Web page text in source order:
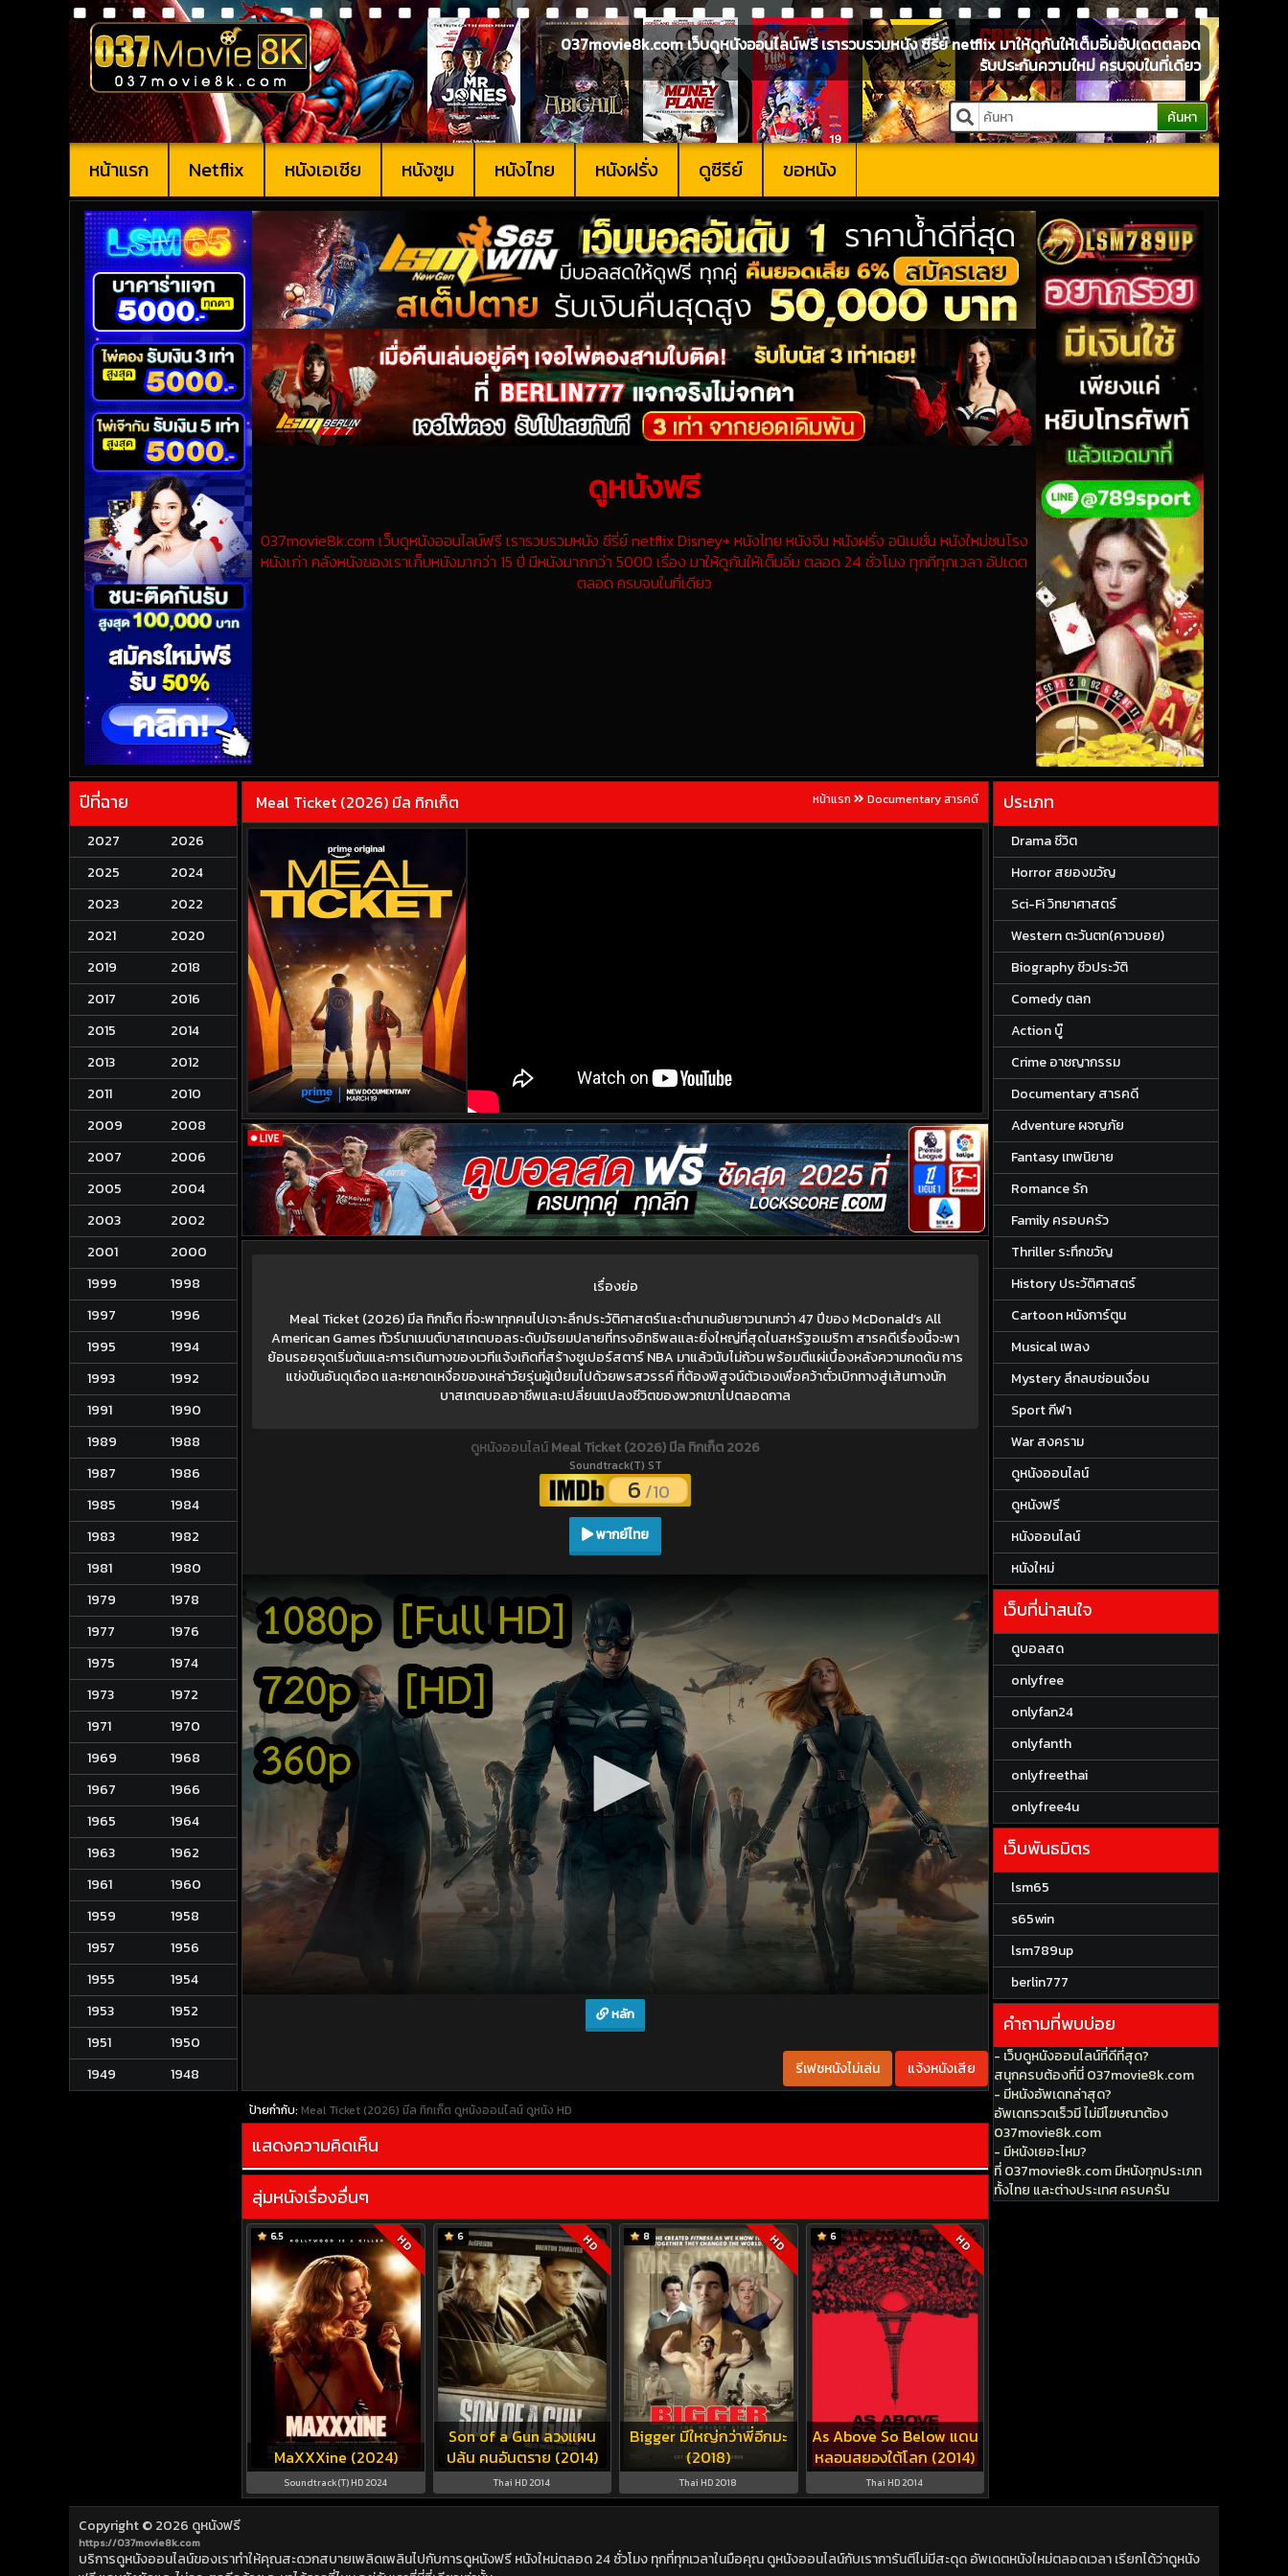
037movie8k.com เว็บดูหนังออนไลน์ฟรี เรารวบรวมหนัง ซีรี่ย์ netflix มาให้ดูกันให้เต็มอิ่มอัปเดตตลอด
รับประกันความใหม่ ครบจบในที่เดียว
ค้นหา
หน้าแรก Netflix หนังเอเชีย หนังซูม หนังไทย หนังฝรั่ง ดูซีรีย์ ขอหนัง
ดูหนังฟรี
037movie8k.com เว็บดูหนังออนไลน์ฟรี เรารวบรวมหนัง ซีรี่ย์ netflix Disney+ หนังไทย หนังจีน หนังฝรั่ง อนิเมชั่น หนังใหม่ชนโรง
หนังเก่า คลังหนังของเราเก็บหนังมากว่า 15 ปี มีหนังมากกว่า 5000 เรื่อง มาให้ดูกันให้เต็มอิ่ม ตลอด 24 ชั่วโมง ทุกทีทุกเวลา อัปเดต
ตลอด ครบจบในที่เดียว
ปีที่ฉาย
2027
2026
2025
2024
2023
2022
2021
2020
2019
2018
2017
2016
2015
2014
2013
2012
2011
2010
2009
2008
2007
2006
2005
2004
2003
2002
2001
2000
1999
1998
1997
1996
1995
1994
1993
1992
1991
1990
1989
1988
1987
1986
1985
1984
1983
1982
1981
1980
1979
1978
1977
1976
1975
1974
1973
1972
1971
1970
1969
1968
1967
1966
1965
1964
1963
1962
1961
1960
1959
1958
1957
1956
1955
1954
1953
1952
1951
1950
1949
1948
Meal Ticket (2026) มีล ทิกเก็ต หน้าแรก Documentary สารคดี
เรื่องย่อ
Meal Ticket (2026) มีล ทิกเก็ต ที่จะพาทุกคนไปเจาะลึกประวัติศาสตร์และตำนานอันยาวนานกว่า 47 ปีของ McDonald’s All
American Games ทัวร์นาเมนต์บาสเกตบอลระดับมัธยมปลายที่ทรงอิทธิพลและยิ่งใหญ่ที่สุดในสหรัฐอเมริกา สารคดีเรื่องนี้จะพา
ย้อนรอยจุดเริ่มต้นและการเดินทางของเวทีแจ้งเกิดที่สร้างซูเปอร์สตาร์ NBA มาแล้วนับไม่ถ้วน พร้อมตีแผ่เบื้องหลังความกดดัน การ
แข่งขันอันดุเดือด และหยาดเหงื่อของเหล่าวัยรุ่นผู้เปี่ยมไปด้วยพรสวรรค์ ที่ต้องพิสูจน์ตัวเองเพื่อคว้าตั๋วเบิกทางสู่เส้นทางนัก
บาสเกตบอลอาชีพและเปลี่ยนแปลงชีวิตของพวกเขาไปตลอดกาล
ดูหนังออนไลน์Meal Ticket (2026) มีล ทิกเก็ต 2026
Soundtrack(T) ST
6 /10
พากย์ไทย
หลัก
รีเฟชหนังไม่เล่น แจ้งหนังเสีย
ป้ายกำกับ: Meal Ticket (2026) มีล ทิกเก็ต ดูหนังออนไลน์ ดูหนัง HD
แสดงความคิดเห็น
สุ่มหนังเรื่องอื่นๆ
MaXXXine (2024)
6.5 HD
Soundtrack(T) HD 2024
Son of a Gun ลวงแผน
ปล้น คนอันตราย (2014)
6 HD
Thai HD 2014
Bigger มีใหญ่กว่าพี่อีกมะ
(2018)
8 HD
Thai HD 2018
As Above So Below แดน
หลอนสยองใต้โลก (2014)
6 HD
Thai HD 2014
ประเภท
Drama ชีวิต
Horror สยองขวัญ
Sci-Fi วิทยาศาสตร์
Western ตะวันตก(คาวบอย)
Biography ชีวประวัติ
Comedy ตลก
Action บู๊
Crime อาชญากรรม
Documentary สารคดี
Adventure ผจญภัย
Fantasy เทพนิยาย
Romance รัก
Family ครอบครัว
Thriller ระทึกขวัญ
History ประวัติศาสตร์
Cartoon หนังการ์ตูน
Musical เพลง
Mystery ลึกลบซ่อนเงื่อน
Sport กีฬา
War สงคราม
ดูหนังออนไลน์
ดูหนังฟรี
หนังออนไลน์
หนังใหม่
เว็บที่น่าสนใจ
ดูบอลสด
onlyfree
onlyfan24
onlyfanth
onlyfreethai
onlyfree4u
เว็บพันธมิตร
lsm65
s65win
lsm789up
berlin777
คำถามที่พบบ่อย
- เว็บดูหนังออนไลน์ที่ดีที่สุด?
สนุกครบต้องที่นี่ 037movie8k.com
- มีหนังอัพเดทล่าสุด?
อัพเดทรวดเร็วมี ไม่มีโฆษณาต้อง
037movie8k.com
- มีหนังเยอะไหม?
ที่ 037movie8k.com มีหนังทุกประเภท
ทั้งไทย และต่างประเทศ ครบครัน
Copyright © 2026 ดูหนังฟรี
https://037movie8k.com
บริการดูหนังออนไลน์ของเราทำให้คุณสะดวกสบายเพลิดเพลินไปกับการดูหนังฟรี หนังใหม่ตลอด 24 ชั่วโมง ทุกที่ทุกเวลาในมือคุณ ดูหนังออนไลน์กับเราการันตีไม่มีสะดุด อัพเดตหนังใหม่ตลอดเวลา เรียกได้ว่าดูหนัง